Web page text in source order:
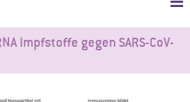
Impfstoffe gegen SARS-CoV-